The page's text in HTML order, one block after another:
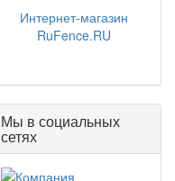
Интернет-магазин
RuFence.RU
Мы в социальных
сетях